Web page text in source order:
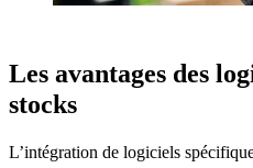
Les avantages des
stocks
L’intégration de logiciels